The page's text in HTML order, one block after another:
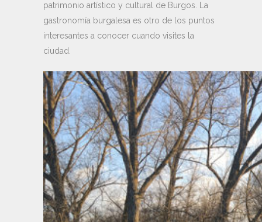
patrimonio artístico y cultural de Burgos. La
gastronomía burgalesa es otro de los puntos
interesantes a conocer cuando visites la
ciudad.